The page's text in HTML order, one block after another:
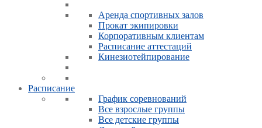
Аренда спортивных залов
Прокат экипировки
Корпоративным клиентам
Расписание аттестаций
Кинезиотейпирование
Расписание
График соревнований
Все взрослые группы
Все детские группы